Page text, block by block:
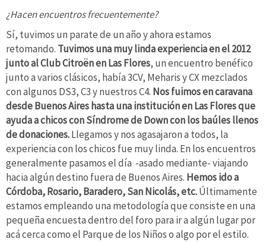
¿Hacen encuentros frecuentemente?
Sí, tuvimos un parate de un año y ahora estamos
retomando. Tuvimos una muy linda experiencia en el 2012
junto al Club Citroën en Las Flores, un encuentro benéfico
junto a varios clásicos, había 3CV, Meharis y CX mezclados
con algunos DS3, C3 y nuestros C4. Nos fuimos en caravana
desde Buenos Aires hasta una institución en Las Flores que
ayuda a chicos con Síndrome de Down con los baúles llenos
de donaciones.Llegamos y nos agasajaron a todos, la
experiencia con los chicos fue muy linda. En los encuentros
generalmente pasamos el día -asado mediante- viajando
hacia algún destino fuera de Buenos Aires. Hemos ido a
Córdoba, Rosario, Baradero, San Nicolás, etc.Últimamente
estamos empleando una metodología que consiste en una
pequeña encuesta dentro del foro para ir a algún lugar por
acá cerca como el Parque de los Niños o algo por el estilo.